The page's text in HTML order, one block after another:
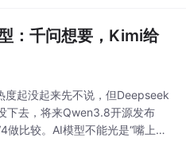
：千问想要，Kimi给
度起没起来先不说，但Deepseek
下去，将来Qwen3.8开源发布
比较。AI模型不能光是“嘴上